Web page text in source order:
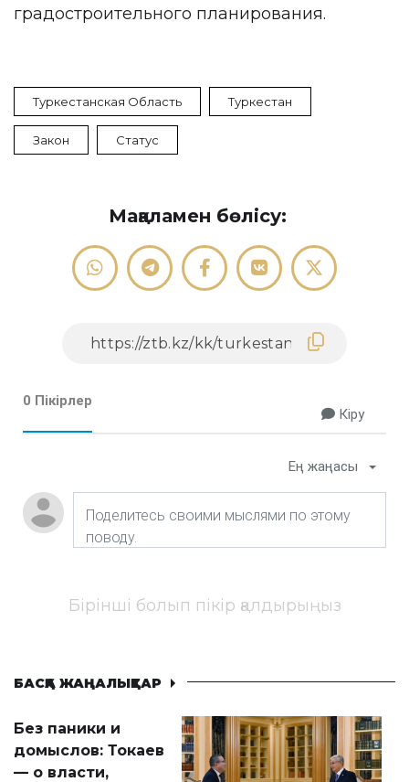
градостроительного планирования.
Туркестанская Область Туркестан
Закон Статус
Мақаламен бөлісу:
0 Пікірлер
Кіру
Ең жаңасы
Бірінші болып пікір қалдырыңыз
БАСҚА ЖАҢАЛЫҚТАР
Без паники и
домыслов: Токаев
— о власти,